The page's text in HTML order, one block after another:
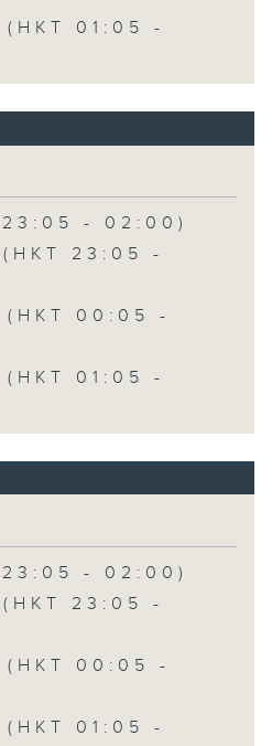
(HKT 01:05 -
23:05 - 02:00)
(HKT 23:05 -
(HKT 00:05 -
(HKT 01:05 -
23:05 - 02:00)
(HKT 23:05 -
(HKT 00:05 -
(HKT 01:05 -